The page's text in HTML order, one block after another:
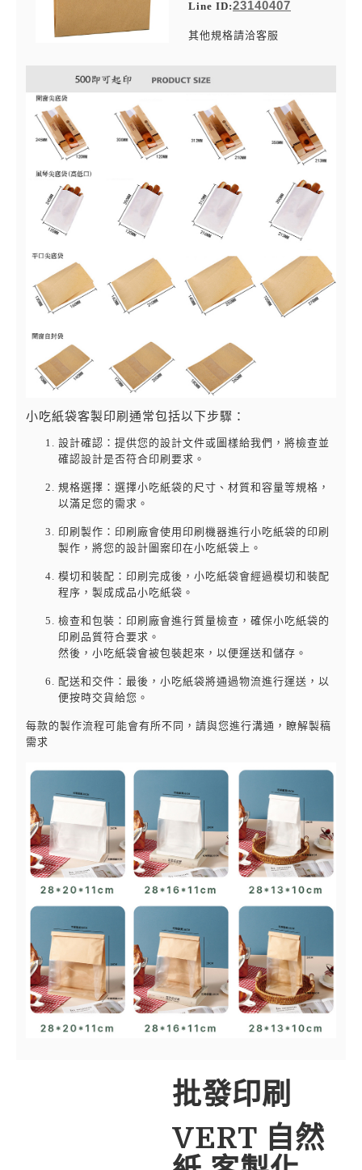
Line ID:23140407
其他規格請洽客服
小吃紙袋客製印刷通常包括以下步驟：
設計確認：提供您的設計文件或圖樣給我們，將檢查並
確認設計是否符合印刷要求。
規格選擇：選擇小吃紙袋的尺寸、材質和容量等規格，
以滿足您的需求。
印刷製作：印刷廠會使用印刷機器進行小吃紙袋的印刷
製作，將您的設計圖案印在小吃紙袋上。
模切和裝配：印刷完成後，小吃紙袋會經過模切和裝配
程序，製成成品小吃紙袋。
檢查和包裝：印刷廠會進行質量檢查，確保小吃紙袋的
印刷品質符合要求。
然後，小吃紙袋會被包裝起來，以便運送和儲存。
配送和交件：最後，小吃紙袋將通過物流進行運送，以
便按時交貨給您。
每款的製作流程可能會有所不同，請與您進行溝通，瞭解製稿
需求
批發印刷
VERT 自然